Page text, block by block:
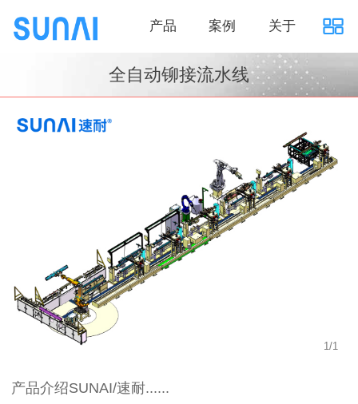
产品 案例 关于
全自动铆接流水线
1/1
产品介绍SUNAI/速耐......